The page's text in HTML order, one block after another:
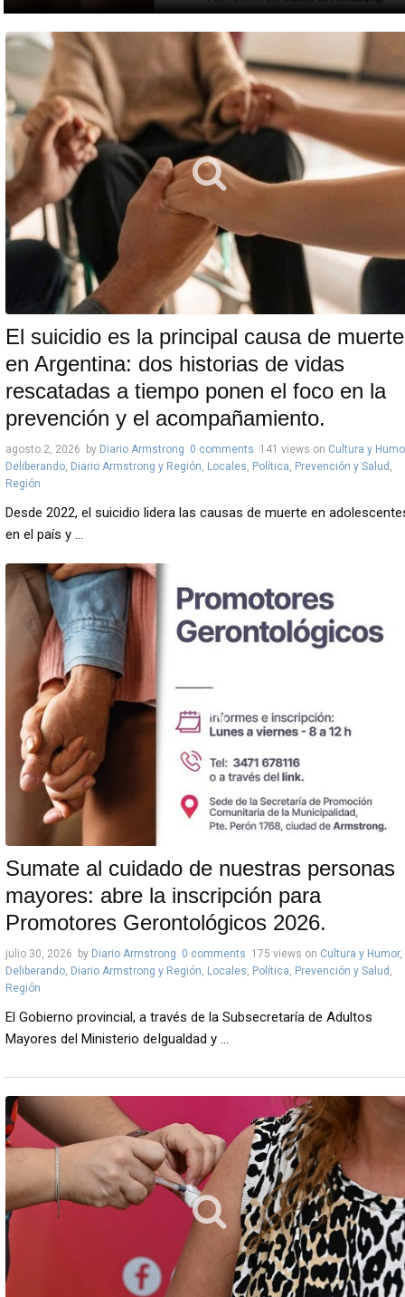
El suicidio es la principal causa de muerte
en Argentina: dos historias de vidas
rescatadas a tiempo ponen el foco en la
prevención y el acompañamiento.
agosto 2, 2026 by Diario Armstrong 0 comments 141 views on Cultura y
Deliberando, Diario Armstrong y Región, Locales, Política, Prevención y Salud ,
Región
Desde 2022, el suicidio lidera las causas de muerte en
en el país y ...
Sumate al cuidado de nuestras personas
mayores: abre la inscripción para
Promotores Gerontológicos 2026.
julio 30, 2026 by Diario Armstrong 0 comments 175 views on Cultura y Humor,
Deliberando, Diario Armstrong y Región, Locales, Política, Prevención y Salud ,
Región
El Gobierno provincial, a través de la Subsecretaría de Adultos
Mayores del Ministerio deIgualdad y ...